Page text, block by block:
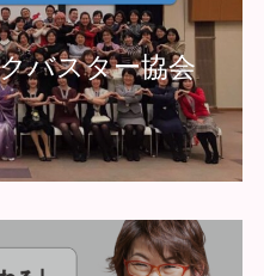
バスター協会